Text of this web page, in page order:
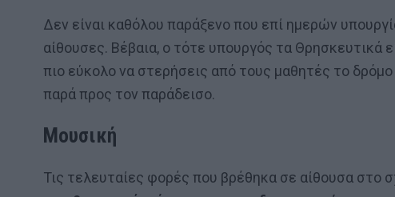
Δεν είναι καθόλου παράξενο που επί ημερών
αίθουσες. Βέβαια, ο τότε υπουργός τα Θρησκευτικά
πιο εύκολο να στερήσεις από τους μαθητές το
παρά προς τον παράδεισο.
Μουσική
Τις τελευταίες φορές που βρέθηκα σε αίθουσα στο